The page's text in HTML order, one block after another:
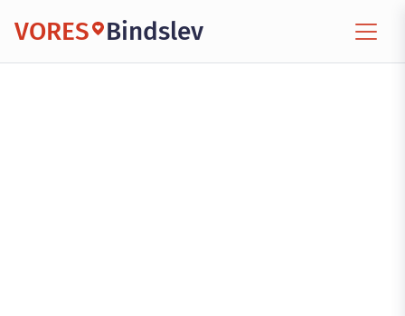
VORES Bindslev